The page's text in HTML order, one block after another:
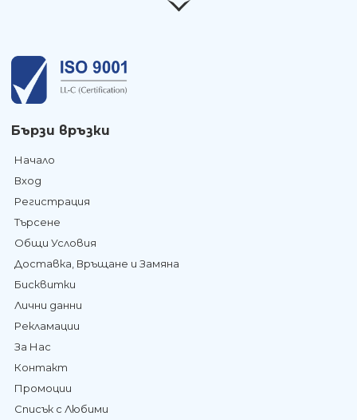
Бързи връзки
Начало
Вход
Регистрация
Търсене
Общи Условия
Доставка, Връщане и Замяна
Бисквитки
Лични данни
Рекламации
За Нас
Контакт
Промоции
Списък с Любими